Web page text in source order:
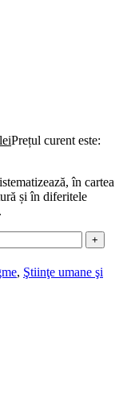
leiPrețul curent este:
în cartea
și în diferitele
, Ştiinţe umane şi